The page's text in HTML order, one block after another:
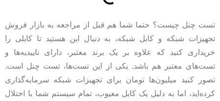
تست چنل چیست؟ حتما شما هم قبل از مراجعه به بازار فروش
تجهیزات شبکه و کابل شبکه، به دنبال این هستید تا کابلی را
خریداری کنید که علاوه بر یک برند معتبر، دارای تاییدیه‌ها و
تست‌های معتبر هم باشد. یکی از این تست‌ها، تست چنل است.
تصور کنید میلیون‌ها تومان برای تجهیزات شبکه سرمایه‌گذاری
کرده‌اید، اما به دلیل یک کابل معیوب، تمام سیستم شما با اختلال